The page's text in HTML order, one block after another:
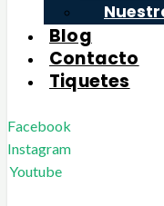
Blog
Contacto
Tiquetes
Facebook
Instagram
Youtube